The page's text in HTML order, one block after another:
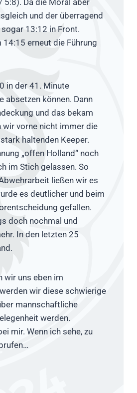
und der überragend
13:12 in Front.
erneut die Führung
in der 41. Minute
absetzen können. Dann
und das bekam
wir vorne nicht immer die
haltenden Keeper.
„offen Holland“ noch
im Stich gelassen. So
ließen wir es
es deutlicher und beim
gefallen.
doch nochmal und
In den letzten 25
wir uns eben im
wir diese schwierige
mannschaftliche
werden.
mir. Wenn ich sehe, zu